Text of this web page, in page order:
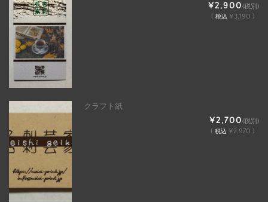
¥2,900(税別)
( 税込 ¥3,190 )
クラフト紙
¥2,700(税別)
( 税込 ¥2,970 )